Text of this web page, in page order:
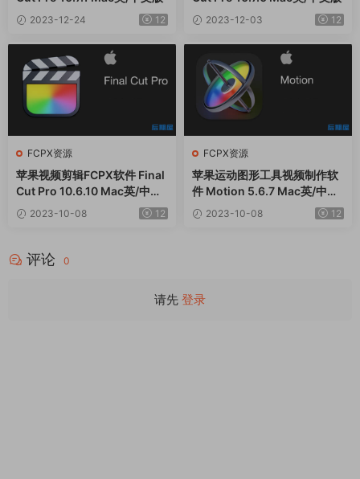
2023-12-24 12 2023-12-03 12
FCPX资源
苹果视频剪辑FCPX软件 Final
Cut Pro 10.6.10 Mac英/中文
版 2023-10-08 12
FCPX资源
苹果运动图形工具视频制作软
件 Motion 5.6.7 Mac英/中文
版 2023-10-08 12
评论 0
请先 登录